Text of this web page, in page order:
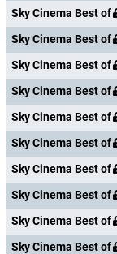
Sky Cinema Best of
Sky Cinema Best of
Sky Cinema Best of
Sky Cinema Best of
Sky Cinema Best of
Sky Cinema Best of
Sky Cinema Best of
Sky Cinema Best of
Sky Cinema Best of
Sky Cinema Best of